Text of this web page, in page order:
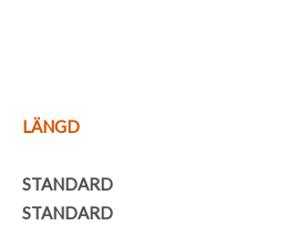
LÄNGD
STANDARD
STANDARD